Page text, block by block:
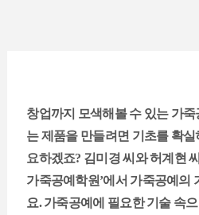
창업까지 모색해볼 수 있는 가
는 제품을 만들려면 기초를 확
요하겠죠? 김미경 씨와 허계현
가죽공예학원’에서 가죽공예의
요. 가죽공예에 필요한 기술 속